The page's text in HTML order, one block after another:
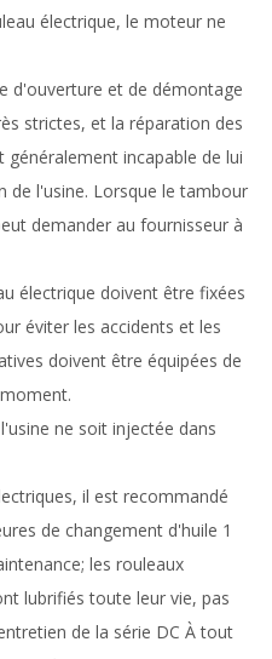
électrique, le moteur ne
d'ouverture et de démontage
strictes, et la réparation des
incapable de lui
de l'usine. Lorsque le tambour
demander au fournisseur à
électrique doivent être fixées
éviter les accidents et les
doivent être équipées de
ne soit injectée dans
il est recommandé
de changement d'huile 1
les rouleaux
lubrifiés toute leur vie, pas
de la série DC À tout